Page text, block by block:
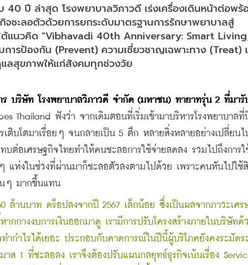
40 ปี ล่าสุด โรงพยาบาลวิภาวดี เร่งเครื่องเดินหน้าต่อพร้
ชะลอตัวด้วยการยกระดับมาตรฐานการรักษาพยาบาลสู่
แนวคิด "Vibhavadi 40th Anniversary: Smart
รป้องกัน (Prevent) ความเชี่ยวชาญเฉพาะทาง (Treat)
ลสุขภาพให้แก่สังคมทุกช่วงวัย
บริษัท โรงพยาบาลวิภาวดี จำกัด (มหาชน) ทายาทรุ่น 2 ที่มารั
Thailand ฟังว่า จากเดิมตอนที่เริ่มเข้ามาบริหารโรงพยาบาลที่
บโตมาเรื่อยๆ จนกลายเป็น 5 ตึก หลายสิ่งหลายอย่างเปลี่ยนไ
ต่อเศรษฐกิจไทยทำให้คนชะลอการใช้จ่ายลดลง รวมไปถึงการใ
แห่งในช่วงที่ผ่านมาก็ชะลอตัวลงตามไปด้วย เพราะคนหันไปใช้
นๆ มากขึ้นแทน
านบาท ดร็อปลงจากปี 2567 เล็กน้อย ซึ่งเป็นผลจากภาวะเศร
กางงบการเงินออกมาดู เรามีการปรับโครงสร้างภายในบริษัทด้
ทำกำไรได้เยอะ ประกอบกับคาดการณ์ในปีนี้ผู้บริโภคยังคงระมัดร
าส 1 ที่ชะลอลง เราจึงต้องปรับแผนกลยุทธ์ธุรกิจเน้นเรื่อง